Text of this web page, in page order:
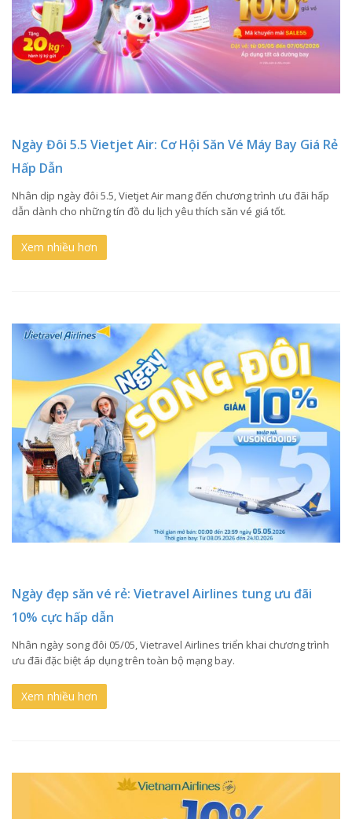
Ngày Đôi 5.5 Vietjet Air: Cơ Hội Săn Vé Máy Bay Giá Rẻ
Hấp Dẫn
Nhân dịp ngày đôi 5.5, Vietjet Air mang đến chương trình ưu đãi hấp
dẫn dành cho những tín đồ du lịch yêu thích săn vé giá tốt.
Xem nhiều hơn
Ngày đẹp săn vé rẻ: Vietravel Airlines tung ưu đãi
10% cực hấp dẫn
Nhân ngày song đôi 05/05, Vietravel Airlines triển khai chương trình
ưu đãi đặc biệt áp dụng trên toàn bộ mạng bay.
Xem nhiều hơn